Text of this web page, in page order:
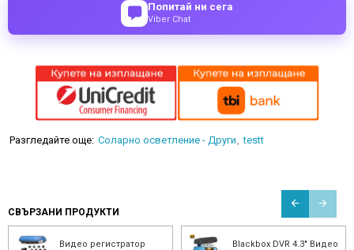
Попитай ни сега
Viber Chat
Разгледайте още: Соларно осветление - Други testt
СВЪРЗАНИ ПРОДУКТИ
Видео регистратор
Blackbox DVR 4.3" Видео